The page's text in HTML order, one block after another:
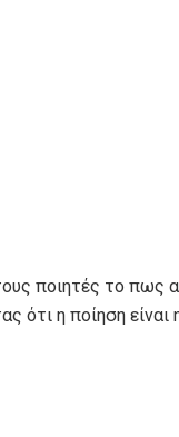
ποιητές το πως
ότι η ποίηση